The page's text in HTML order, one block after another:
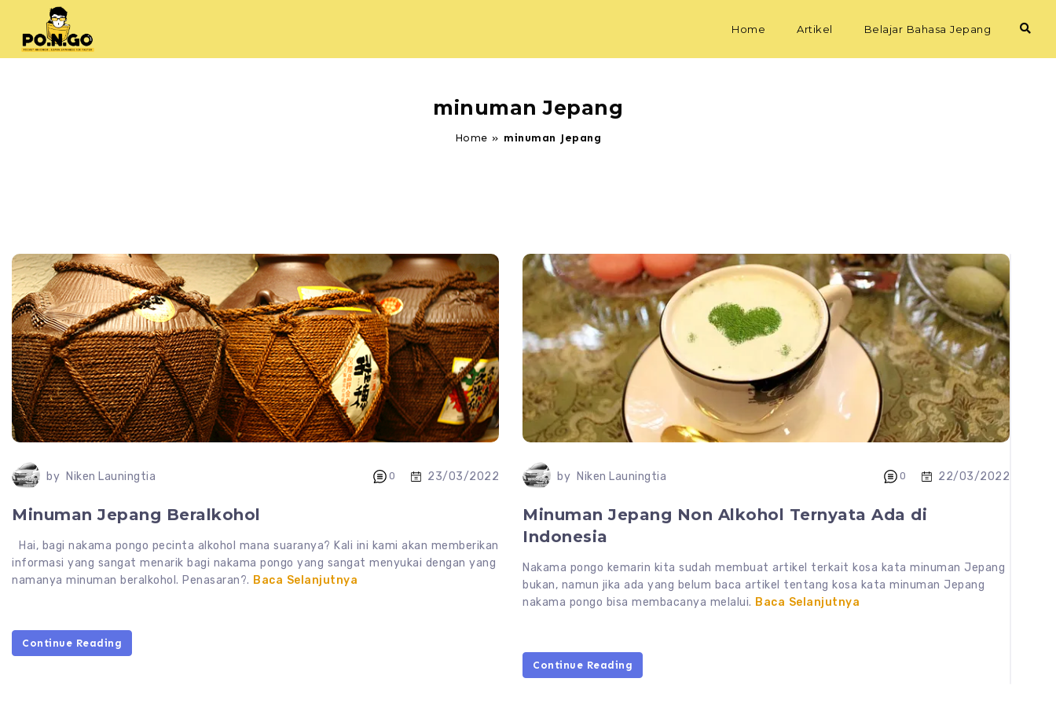
Home Artikel Belajar Bahasa Jepang
minuman Jepang
Home » minuman Jepang
by Niken Launingtia 0 23/03/2022
Minuman Jepang Beralkohol
Hai, bagi nakama pongo pecinta alkohol mana suaranya? Kali ini kami akan memberikan
informasi yang sangat menarik bagi nakama pongo yang sangat menyukai dengan yang
namanya minuman beralkohol. Penasaran?. Baca Selanjutnya
Continue Reading
by Niken Launingtia 0 22/03/2022
Minuman Jepang Non Alkohol Ternyata Ada di
Indonesia
Nakama pongo kemarin kita sudah membuat artikel terkait kosa kata minuman Jepang
bukan, namun jika ada yang belum baca artikel tentang kosa kata minuman Jepang
nakama pongo bisa membacanya melalui. Baca Selanjutnya
Continue Reading